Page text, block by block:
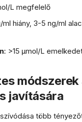
L megfelelő
ml hiány, 3-5 ng/ml
: >15 μmol/L
módszerek
javítására
több